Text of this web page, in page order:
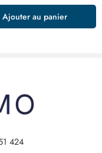
Ajouter au panier
424